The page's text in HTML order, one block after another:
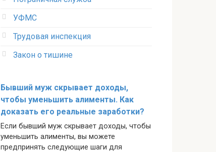
УФМС
Трудовая инспекция
Закон о тишине
Бывший муж скрывает доходы,
чтобы уменьшить алименты. Как
доказать его реальные заработки?
Если бывший муж скрывает доходы, чтобы
уменьшить алименты, вы можете
предпринять следующие шаги для